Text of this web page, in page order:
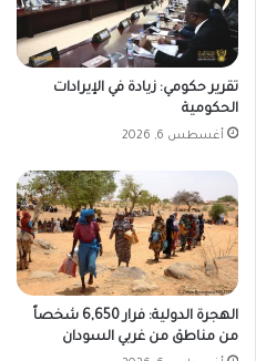
تقرير حكومي: زيادة في الإيرادات
الحكومية
أغسطس 6, 2026
الهجرة الدولية: فرار 6,650 شخصاً
من مناطق من غربي السودان